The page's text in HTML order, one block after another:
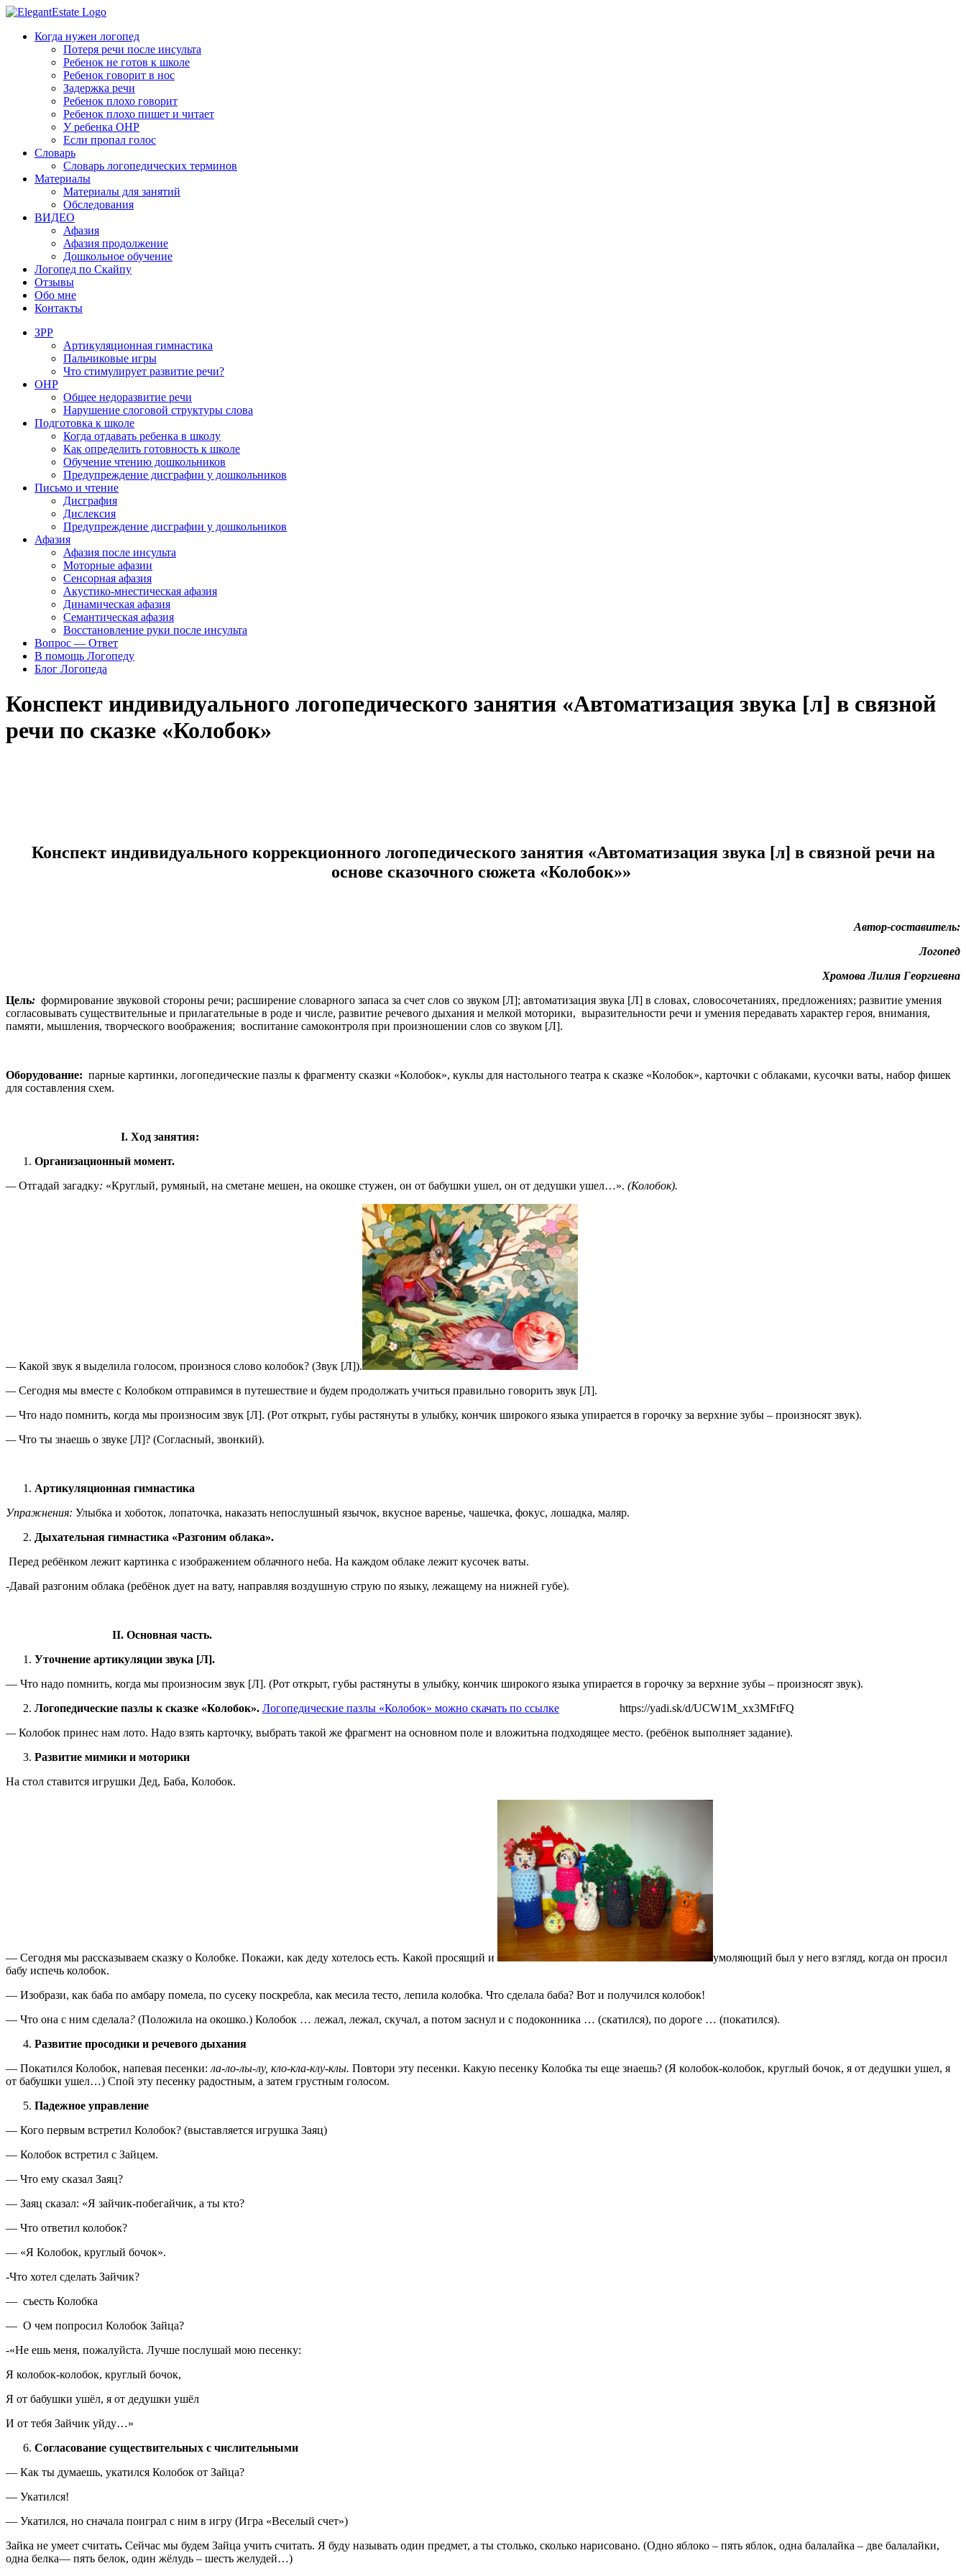
Когда нужен логопед
Потеря речи после инсульта
Ребенок не готов к школе
Ребенок говорит в нос
Задержка речи
Ребенок плохо говорит
Ребенок плохо пишет и читает
У ребенка ОНР
Если пропал голос
Словарь
Словарь логопедических терминов
Материалы
Материалы для занятий
Обследования
ВИДЕО
Афазия
Афазия продолжение
Дошкольное обучение
Логопед по Скайпу
Отзывы
Обо мне
Контакты
ЗРР
Артикуляционная гимнастика
Пальчиковые игры
Что стимулирует развитие речи?
ОНР
Общее недоразвитие речи
Нарушение слоговой структуры слова
Подготовка к школе
Когда отдавать ребенка в школу
Как определить готовность к школе
Обучение чтению дошкольников
Предупреждение дисграфии у дошкольников
Письмо и чтение
Дисграфия
Дислексия
Предупреждение дисграфии у дошкольников
Афазия
Афазия после инсульта
Моторные афазии
Сенсорная афазия
Акустико-мнестическая афазия
Динамическая афазия
Семантическая афазия
Восстановление руки после инсульта
Вопрос — Ответ
В помощь Логопеду
Блог Логопеда
Конспект индивидуального логопедического занятия «Автоматизация звука [л] в связной
речи по сказке «Колобок»
Конспект индивидуального коррекционного логопедического занятия «Автоматизация звука [л] в связной речи на
основе сказочного сюжета «Колобок»»
Автор-составитель:
Логопед
Хромова Лилия Георгиевна
Цель: формирование звуковой стороны речи; расширение словарного запаса за счет слов со звуком [Л]; автоматизация звука [Л] в словах, словосочетаниях, предложениях; развитие умения
согласовывать существительные и прилагательные в роде и числе, развитие речевого дыхания и мелкой моторики, выразительности речи и умения передавать характер героя, внимания,
памяти, мышления, творческого воображения; воспитание самоконтроля при произношении слов со звуком [Л].
Оборудование: парные картинки, логопедические пазлы к фрагменту сказки «Колобок», куклы для настольного театра к сказке «Колобок», карточки с облаками, кусочки ваты, набор фишек
для составления схем.
І. Ход занятия:
Организационный момент.
—Отгадай загадку: «Круглый, румяный, на сметане мешен, на окошке стужен, он от бабушки ушел, он от дедушки ушел…». (Колобок).
—Какой звук я выделила голосом, произнося слово колобок? (Звук [Л]).
—Сегодня мы вместе с Колобком отправимся в путешествие и будем продолжать учиться правильно говорить звук [Л].
—Что надо помнить, когда мы произносим звук [Л]. (Рот открыт, губы растянуты в улыбку, кончик широкого языка упирается в горочку за верхние зубы – произносят звук).
—Что ты знаешь о звуке [Л]? (Согласный, звонкий).
Артикуляционная гимнастика
Упражнения: Улыбка и хоботок, лопаточка, наказать непослушный язычок, вкусное варенье, чашечка, фокус, лошадка, маляр.
Дыхательная гимнастика «Разгоним облака».
Перед ребёнком лежит картинка с изображением облачного неба. На каждом облаке лежит кусочек ваты.
-Давай разгоним облака (ребёнок дует на вату, направляя воздушную струю по языку, лежащему на нижней губе).
ІІ. Основная часть.
Уточнение артикуляции звука [Л].
— Что надо помнить, когда мы произносим звук [Л]. (Рот открыт, губы растянуты в улыбку, кончик широкого языка упирается в горочку за верхние зубы – произносят звук).
Логопедические пазлы к сказке «Колобок». Логопедические пазлы «Колобок» можно скачать по ссылке https://yadi.sk/d/UCW1M_xx3MFtFQ
—Колобок принес нам лото. Надо взять карточку, выбрать такой же фрагмент на основном поле и вложитьна подходящее место. (ребёнок выполняет задание).
Развитие мимики и моторики
На стол ставится игрушки Дед, Баба, Колобок.
— Сегодня мы рассказываем сказку о Колобке. Покажи, как деду хотелось есть. Какой просящий и
умоляющий был у него взгляд, когда он просил
бабу испечь колобок.
— Изобрази, как баба по амбару помела, по сусеку поскребла, как месила тесто, лепила колобка. Что сделала баба? Вот и получился колобок!
— Что она с ним сделала? (Положила на окошко.) Колобок … лежал, лежал, скучал, а потом заснул и с подоконника … (скатился), по дороге … (покатился).
Развитие просодики и речевого дыхания
— Покатился Колобок, напевая песенки: ла-ло-лы-лу, кло-кла-клу-клы. Повтори эту песенки. Какую песенку Колобка ты еще знаешь? (Я колобок-колобок, круглый бочок, я от дедушки ушел, я
от бабушки ушел…) Спой эту песенку радостным, а затем грустным голосом.
Падежное управление
— Кого первым встретил Колобок? (выставляется игрушка Заяц)
— Колобок встретил с Зайцем.
— Что ему сказал Заяц?
— Заяц сказал: «Я зайчик-побегайчик, а ты кто?
— Что ответил колобок?
— «Я Колобок, круглый бочок».
-Что хотел сделать Зайчик?
— съесть Колобка
— О чем попросил Колобок Зайца?
-«Не ешь меня, пожалуйста. Лучше послушай мою песенку:
Я колобок-колобок, круглый бочок,
Я от бабушки ушёл, я от дедушки ушёл
И от тебя Зайчик уйду…»
Согласование существительных с числительными
— Как ты думаешь, укатился Колобок от Зайца?
— Укатился!
— Укатился, но сначала поиграл с ним в игру (Игра «Веселый счет»)
Зайка не умеет считать. Сейчас мы будем Зайца учить считать. Я буду называть один предмет, а ты столько, сколько нарисовано. (Одно яблоко – пять яблок, одна балалайка – две балалайки,
одна белка— пять белок, один жёлудь – шесть желудей…)